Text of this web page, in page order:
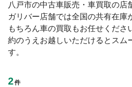
八戸市の中古車販売・車買取の店
ガリバー店舗では全国の共有在庫
もちろん車の買取もお任せくださ
約のうえお越しいただけるとスム
す。
2件